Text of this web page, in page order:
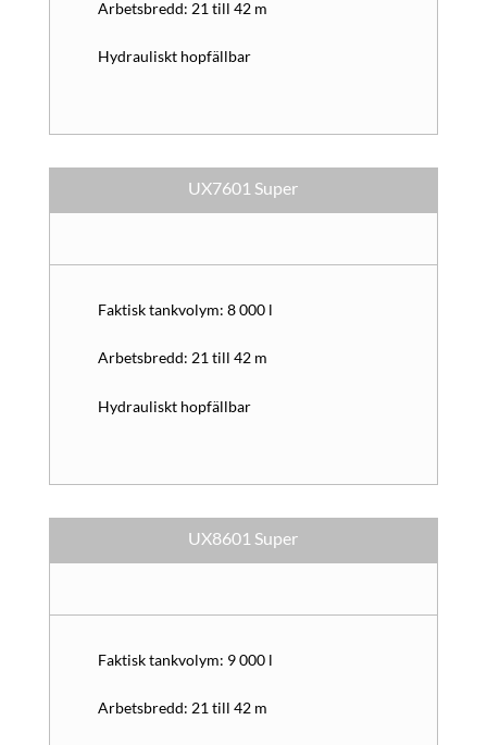
Arbetsbredd: 21 till 42 m
Hydrauliskt hopfällbar
UX7601 Super
Faktisk tankvolym: 8 000 l
Arbetsbredd: 21 till 42 m
Hydrauliskt hopfällbar
UX8601 Super
Faktisk tankvolym: 9 000 l
Arbetsbredd: 21 till 42 m